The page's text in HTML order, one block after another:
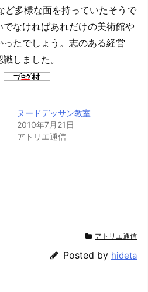
ど多様な面を持っていたそうで
なければあれだけの美術館や
たでしょう。志のある経営
しました。
ヌードデッサン教室
2010年7月21日
アトリエ通信
アトリエ通信
Posted by hideta